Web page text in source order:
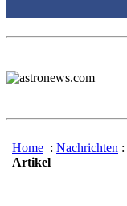
Home : Nachrichten :
Artikel